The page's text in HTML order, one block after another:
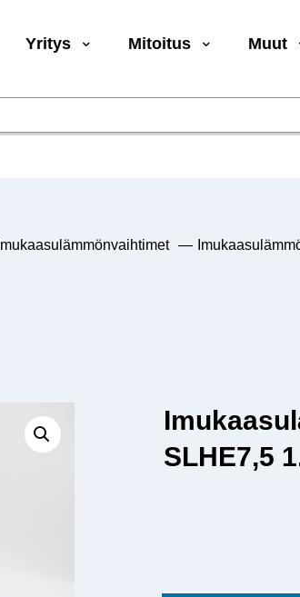
Yritys Mitoitus Muut
Imukaasulämmönvaihtimet —
SLHE7,5